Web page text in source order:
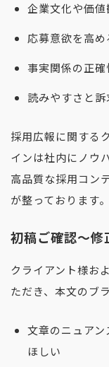
企業文化や価
応募意欲を高
事実関係の正確
読みやすさと訴
採用広報に関する
インは社内にノウ
高品質な採用コン
が整っております。
初稿ご確認〜修
クライアント様お
ただき、本文のブ
文章のニュア
ほしい